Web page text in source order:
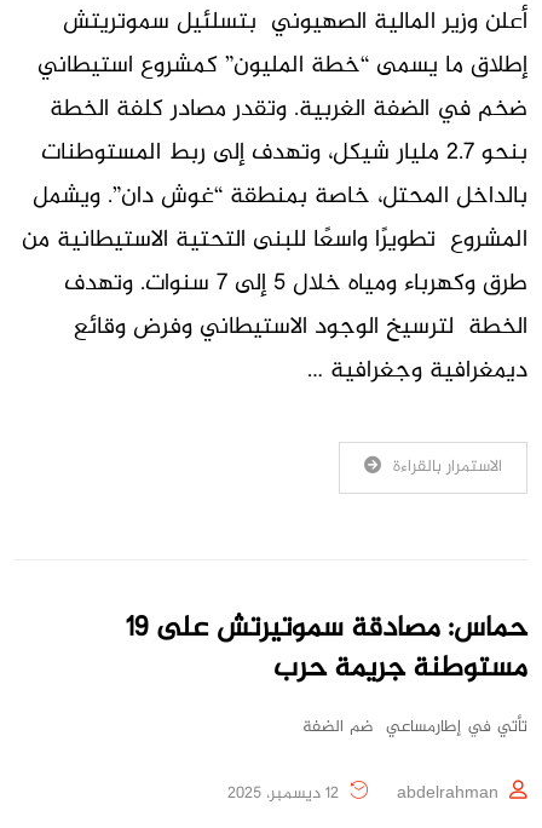
أعلن وزير المالية الصهيوني بتسلئيل سموتريتش
إطلاق ما يسمى “خطة المليون” كمشروع استيطاني
ضخم في الضفة الغربية. وتقدر مصادر كلفة الخطة
بنحو 2.7 مليار شيكل، وتهدف إلى ربط المستوطنات
بالداخل المحتل، خاصة بمنطقة “غوش دان”. ويشمل
المشروع تطويرًا واسعًا للبنى التحتية الاستيطانية من
طرق وكهرباء ومياه خلال 5 إلى 7 سنوات. وتهدف
الخطة لترسيخ الوجود الاستيطاني وفرض وقائع
ديمغرافية وجغرافية …
الاستمرار بالقراءة
حماس: مصادقة سموتيرتش على 19
مستوطنة جريمة حرب
تأتي في إطارمساعي ضم الضفة
abdelrahman